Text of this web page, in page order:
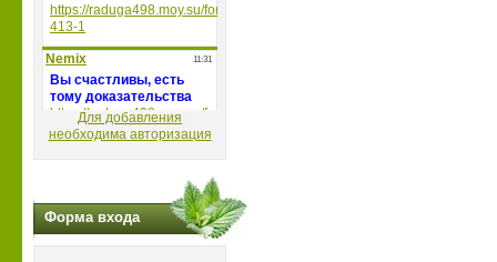
Для добавления
необходима авторизация
Форма входа